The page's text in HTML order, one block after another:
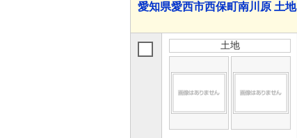
愛知県愛西市西保町南川原 土地
土地